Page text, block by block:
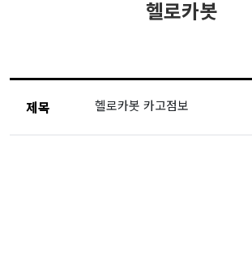
헬로카봇
제목 헬로카봇 카고점보